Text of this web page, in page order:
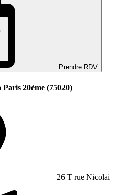
Prendre RDV
20ème (75020)
26 T rue Nicolai